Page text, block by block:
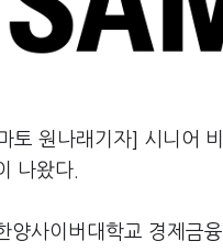
토 원나래기자] 시니어
나왔다.
양사이버대학교 경제금